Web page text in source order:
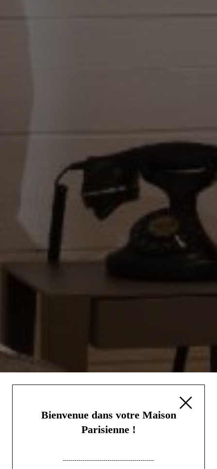
Bienvenue dans votre Maison
Parisienne !
-----------------------------------------------